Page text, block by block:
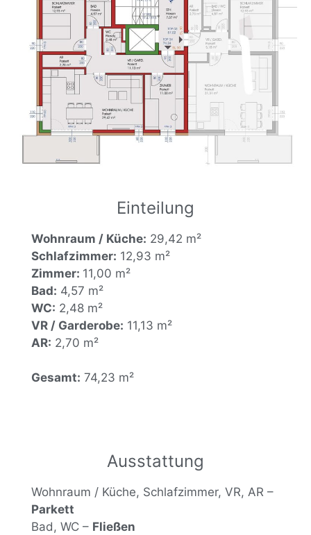
Einteilung
Wohnraum / Küche: 29,42 m²
Schlafzimmer: 12,93 m²
Zimmer: 11,00 m²
Bad: 4,57 m²
WC: 2,48 m²
VR / Garderobe: 11,13 m²
AR: 2,70 m²
Gesamt: 74,23 m²
Ausstattung
Wohnraum / Küche, Schlafzimmer, VR, AR –
Parkett
Bad, WC – Fließen